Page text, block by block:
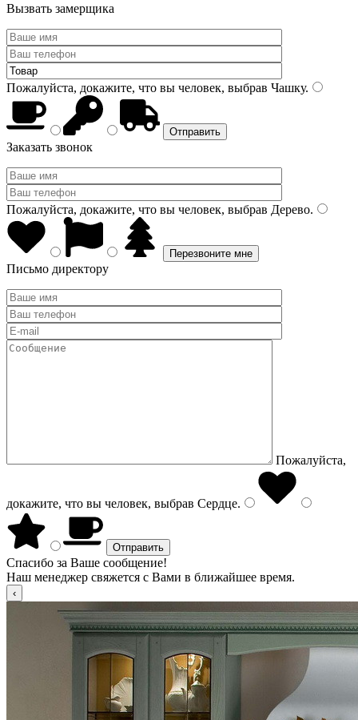
Вызвать замерщика
Пожалуйста, докажите, что вы человек, выбрав Чашку.
Заказать звонок
Пожалуйста, докажите, что вы человек, выбрав Дерево.
Письмо директору
Пожалуйста,
докажите, что вы человек, выбрав Сердце.
Спасибо за Ваше сообщение!
Наш менеджер свяжется с Вами в ближайшее время.